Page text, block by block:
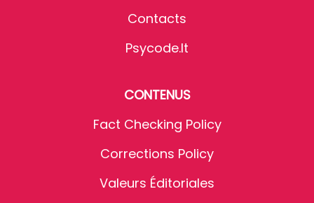
Contacts
Psycode.it
CONTENUS
Fact Checking Policy
Corrections Policy
Valeurs Éditoriales